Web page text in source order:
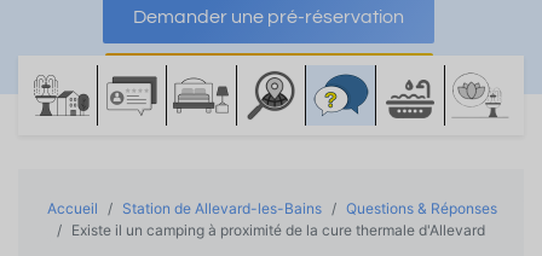
Demander une pré-réservation
Demander une documentation
Accueil Station de Allevard-les-Bains
Questions & Réponses
Existe il un camping à proximité de la cure thermale d'Allevard